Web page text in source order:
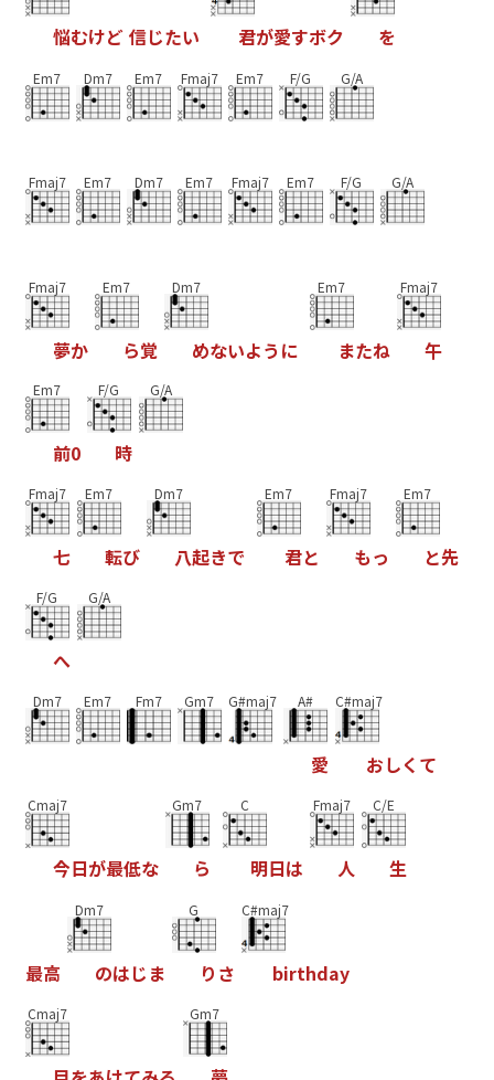
悩むけど 信じたい 君が愛すボク を
Em7 Dm7 Em7 Fmaj7 Em7 F/G G/A
Fmaj7 Em7 Dm7 Em7 Fmaj7 Em7 F/G G/A
Fmaj7
夢か
Em7
ら覚
Dm7
めないよう に
Em7
またね
Fmaj7
午
Em7
前0
F/G
時
G/A
Fmaj7
七
Em7
転び
Dm7
八起きで
Em7
君と
Fmaj7
もっ
Em7
と先
F/G
へ
G/A
Dm7 Em7 Fm7 Gm7 G#maj7 A#
愛
C#maj7
おしく て
Cmaj7
今日が最低な
Gm7
ら
C
明日は
Fmaj7
人
C/E
生
最高
Dm7
のはじ ま
G
り さ
C#maj7
birthday
Cmaj7 Gm7